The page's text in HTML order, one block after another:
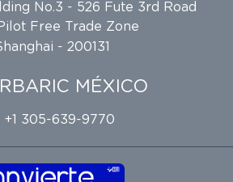
No.3 - 526 Fute 3rd Road
Free Trade Zone
- 200131
MÉXICO
+1 305-639-9770